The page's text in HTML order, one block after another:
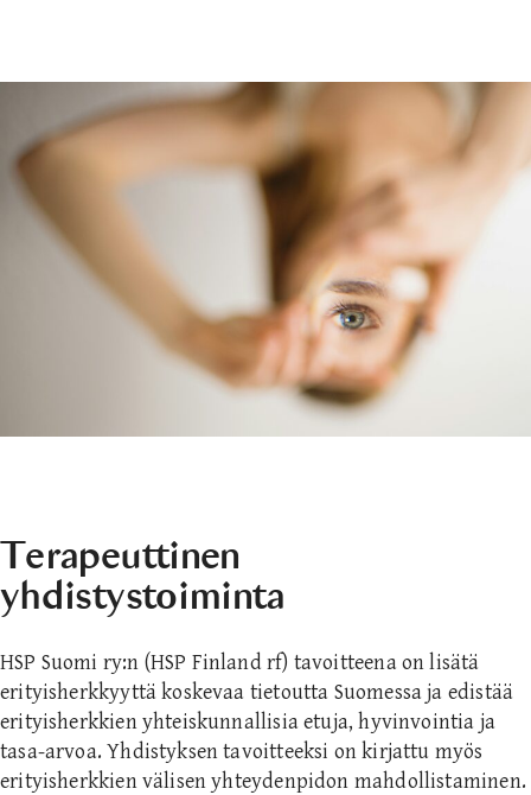
Terapeuttinen
yhdistystoiminta
HSP Suomi ry:n (HSP Finland rf) tavoitteena on lisätä
erityisherkkyyttä koskevaa tietoutta Suomessa ja edistää
erityisherkkien yhteiskunnallisia etuja, hyvinvointia ja
tasa-arvoa. Yhdistyksen tavoitteeksi on kirjattu myös
erityisherkkien välisen yhteydenpidon mahdollistaminen.